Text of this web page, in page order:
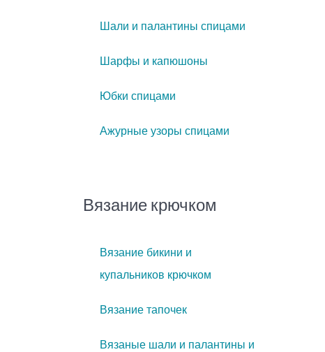
Шали и палантины спицами
Шарфы и капюшоны
Юбки спицами
Ажурные узоры спицами
Вязание крючком
Вязание бикини и
купальников крючком
Вязание тапочек
Вязаные шали и палантины и